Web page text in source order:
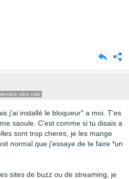
ultra utile
j'ai installé le bloqueur" a moi. T'es
saoule. C'est comme si tu disais a
sont trop cheres, je les mange
normal que j'essaye de te faire *un
sites de buzz ou de streaming, je